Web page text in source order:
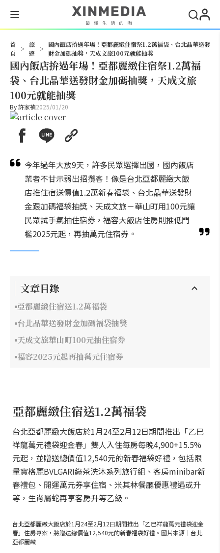
首
頁
>
旅
遊
>
國內飯店拚過年場！亞都麗緻住宿祭1.2萬福袋、台北晶華送發
財金加碼抽獎，天成文旅100元就能抽獎
國內飯店拚過年場！亞都麗緻住宿祭1.2萬福
袋、台北晶華送發財金加碼抽獎，天成文旅
100元就能抽獎
By許家禎2025/01/20
今年過年大放9天，許多民眾選擇出國，國內飯店
業者不甘示弱出招攬客！像是台北亞都麗緻大飯
店推住宿送價值1.2萬新春福袋、台北晶華送發財
金跟加碼福袋抽獎、天成文旅－華山町用100元讓
民眾試手氣抽住宿券，福容大飯店住房則推低門
檻2025元起，再抽萬元住宿券。
文章目錄
亞都麗緻住宿送1.2萬福袋
台北晶華送發財金加碼福袋抽獎
天成文旅華山町100元抽住宿券
福容2025元起再抽萬元住宿券
亞都麗緻住宿送1.2萬福袋
台北亞都麗緻大飯店於1月24至2月12日期間推出「乙巳
祥龍萬元禮袋迎金春」雙人入住每房每晚4,900+15.5%
元起，並贈送總價值12,540元的新春福袋好禮，包括限
量寶格麗BVLGARI綠茶洗沐系列旅行組、客房minibar新
春禮包、開運萬元券享住宿、米其林餐廳優惠禮遇或升
等，生肖屬蛇再享客房升等乙級。
台北亞都麗緻大飯店於1月24至2月12日期間推出「乙巳祥龍萬元禮袋迎金
春」住房專案，將贈送總價值12,540元的新春福袋好禮。圖片來源｜台北
亞都麗緻